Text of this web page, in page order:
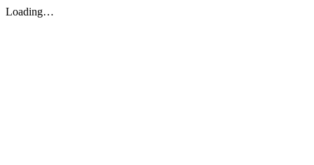
Loading…